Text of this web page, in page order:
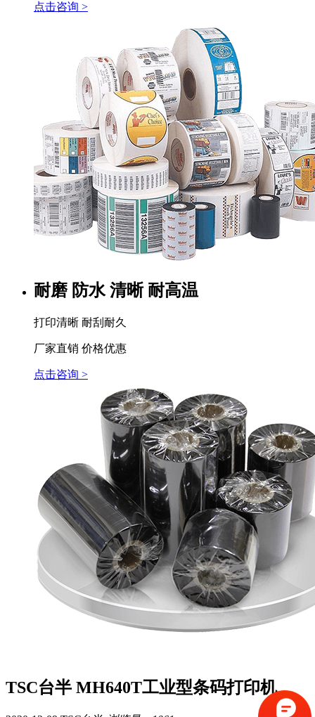
点击咨询 >
耐磨 防水 清晰 耐高温
打印清晰 耐刮耐久
厂家直销 价格优惠
点击咨询 >
TSC台半 MH640T工业型条码打印机